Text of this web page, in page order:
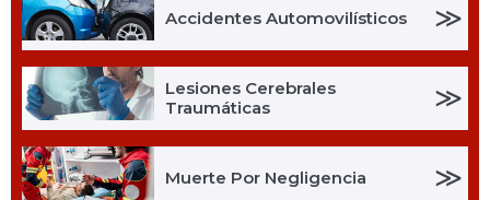
Accidentes Automovilísticos ≫
Lesiones Cerebrales
Traumáticas
≫
Muerte Por Negligencia ≫